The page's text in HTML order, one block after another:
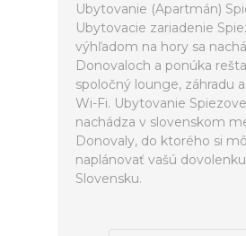
Ubytovanie (Apartmán)
Ubytovacie zariadenie
výhľadom na hory sa
Donovaloch a ponúka
spoločný lounge, záhradu
Wi-Fi. Ubytovanie
nachádza v slovenskom
Donovaly, do ktorého si
naplánovať vašú
Slovensku.